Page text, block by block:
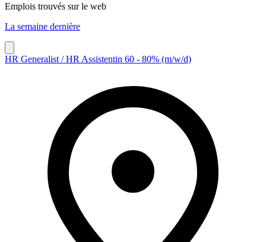
Emplois trouvés sur le web
La semaine dernière
HR Generalist / HR Assistentin 60 - 80% (m/w/d)